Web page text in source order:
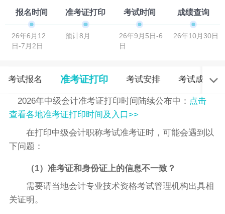
报名时间
26年6月12
日-7月2日
准考证打印
预计8月
考试时间
26年9月5日-6
日
成绩查询
26年10月30日
考试报名 准考证打印 考试安排 考试成绩
2026年中级会计准考证打印时间陆续公布中： 点击
查看各地准考证打印时间及入口>>
在打印中级会计职称考试准考证时，可能会遇到以
下问题：
（1）准考证和身份证上的信息不一致？
需要请当地会计专业技术资格考试管理机构出具相
关证明。